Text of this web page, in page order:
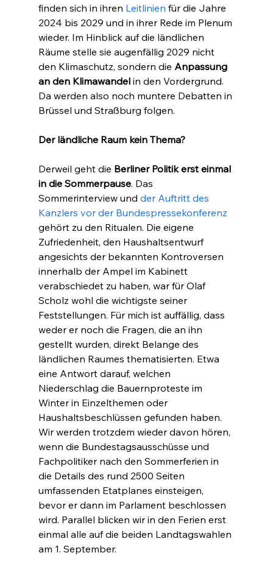
finden sich in ihren Leitlinien für die Jahre
2024 bis 2029 und in ihrer Rede im Plenum
wieder. Im Hinblick auf die ländlichen
Räume stelle sie augenfällig 2029 nicht
den Klimaschutz, sondern die Anpassung
an den Klimawandel in den Vordergrund.
Da werden also noch muntere Debatten in
Brüssel und Straßburg folgen.
Der ländliche Raum kein Thema?
Derweil geht die Berliner Politik erst einmal
in die Sommerpause. Das
Sommerinterview und der Auftritt des
Kanzlers vor der Bundespressekonferenz
gehört zu den Ritualen. Die eigene
Zufriedenheit, den Haushaltsentwurf
angesichts der bekannten Kontroversen
innerhalb der Ampel im Kabinett
verabschiedet zu haben, war für Olaf
Scholz wohl die wichtigste seiner
Feststellungen. Für mich ist auffällig, dass
weder er noch die Fragen, die an ihn
gestellt wurden, direkt Belange des
ländlichen Raumes thematisierten. Etwa
eine Antwort darauf, welchen
Niederschlag die Bauernproteste im
Winter in Einzelthemen oder
Haushaltsbeschlüssen gefunden haben.
Wir werden trotzdem wieder davon hören,
wenn die Bundestagsausschüsse und
Fachpolitiker nach den Sommerferien in
die Details des rund 2500 Seiten
umfassenden Etatplanes einsteigen,
bevor er dann im Parlament beschlossen
wird. Parallel blicken wir in den Ferien erst
einmal alle auf die beiden Landtagswahlen
am 1. September.